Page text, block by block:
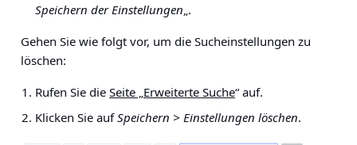
Speichern der Einstellungen„.
Gehen Sie wie folgt vor, um die Sucheinstellungen zu
löschen:
Rufen Sie die Seite „Erweiterte Suche“ auf.
Klicken Sie aufSpeichern > Einstellungen löschen.